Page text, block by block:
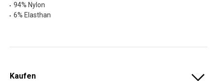
94% Nylon
6% Elasthan
Kaufen